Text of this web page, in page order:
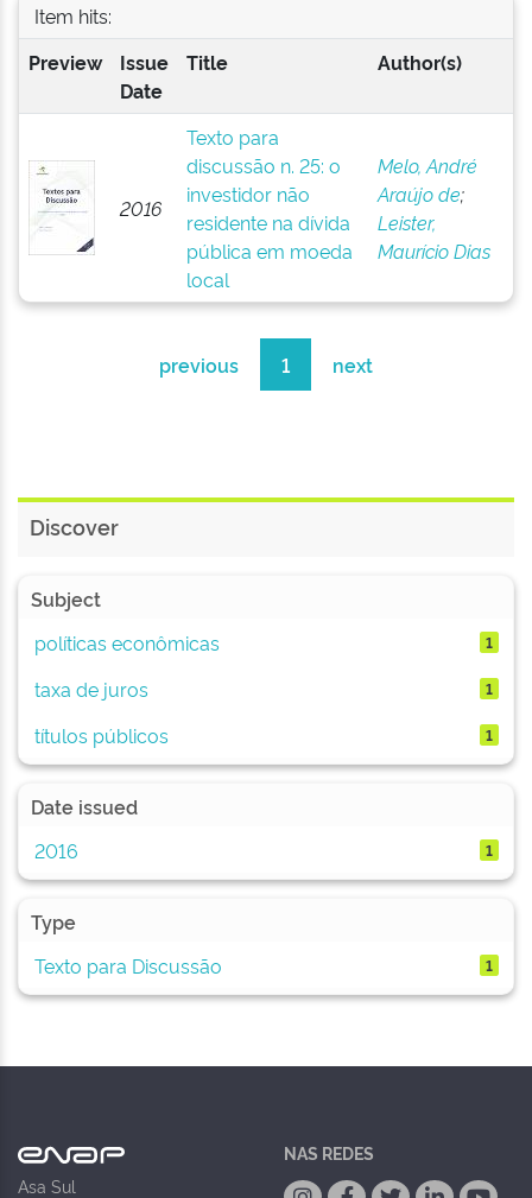
Item hits:
Preview
Issue
Date
Title Author(s)
2016
Texto para
discussão n. 25: o
investidor não
residente na dívida
pública em moeda
local
Melo, André
Araújo de;
Leister,
Maurício Dias
previous 1 next
Discover
Subject
políticas econômicas
1
taxa de juros 1
títulos públicos 1
Date issued
2016
1
Type
Texto para Discussão
1
Asa Sul
NAS REDES